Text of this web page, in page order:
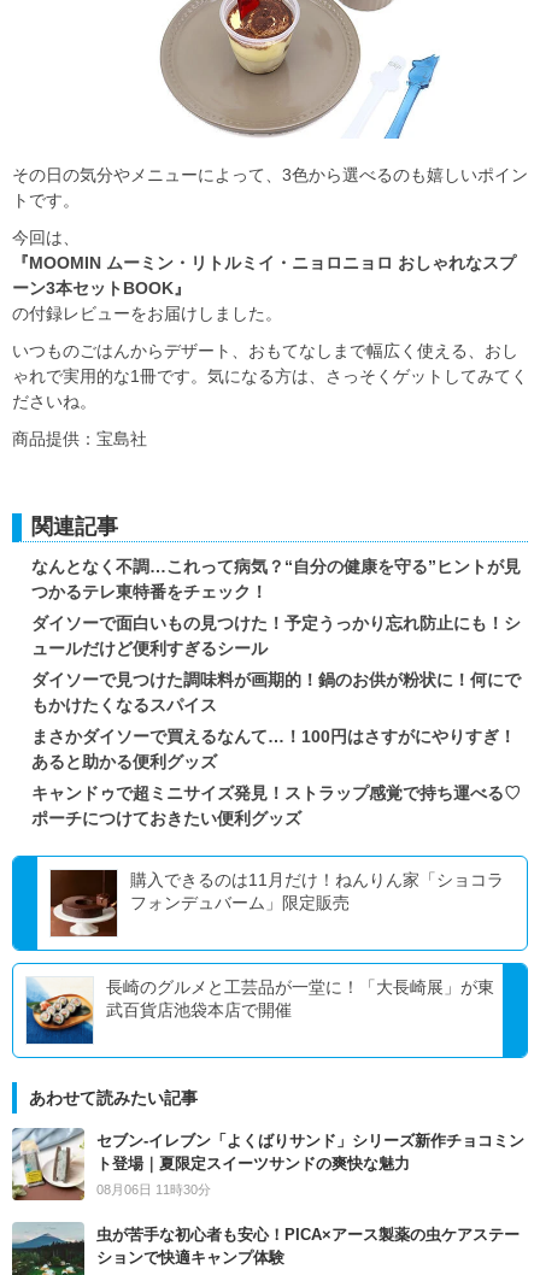
その日の気分やメニューによって、3色から選べるのも嬉しいポイン
トです。
今回は、
『MOOMIN ムーミン・リトルミイ・ニョロニョロ おしゃれなスプ
ーン3本セットBOOK』
の付録レビューをお届けしました。
いつものごはんからデザート、おもてなしまで幅広く使える、おし
ゃれで実用的な1冊です。気になる方は、さっそくゲットしてみてく
ださいね。
商品提供：宝島社
関連記事
なんとなく不調…これって病気？“自分の健康を守る”ヒントが見
つかるテレ東特番をチェック！
ダイソーで面白いもの見つけた！予定うっかり忘れ防止にも！シ
ュールだけど便利すぎるシール
ダイソーで見つけた調味料が画期的！鍋のお供が粉状に！何にで
もかけたくなるスパイス
まさかダイソーで買えるなんて…！100円はさすがにやりすぎ！
あると助かる便利グッズ
キャンドゥで超ミニサイズ発見！ストラップ感覚で持ち運べる♡
ポーチにつけておきたい便利グッズ
購入できるのは11月だけ！ねんりん家「ショコラ
フォンデュバーム」限定販売
長崎のグルメと工芸品が一堂に！「大長崎展」が東
武百貨店池袋本店で開催
あわせて読みたい記事
セブン‐イレブン「よくばりサンド」シリーズ新作チョコミン
ト登場｜夏限定スイーツサンドの爽快な魅力
08月06日 11時30分
虫が苦手な初心者も安心！PICA×アース製薬の虫ケアステー
ションで快適キャンプ体験